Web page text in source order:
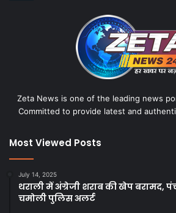
Zeta News is one of the leading news
Committed to provide latest and
Most Viewed Posts
July 14, 2025
थराली में अंग्रेजी शराब की खेप बरामद,
चमोली पुलिस अलर्ट